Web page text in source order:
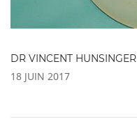
DR VINCENT HUNSINGER
18 JUIN 2017